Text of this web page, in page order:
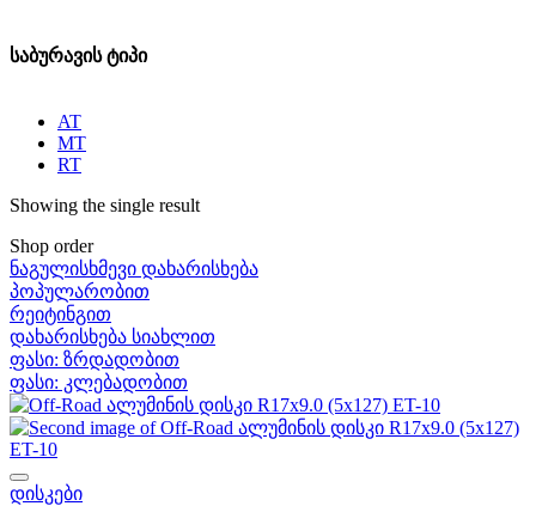
საბურავის ტიპი
AT
MT
RT
Showing the single result
Shop order
ნაგულისხმევი დახარისხება
პოპულარობით
რეიტინგით
დახარისხება სიახლით
ფასი: ზრდადობით
ფასი: კლებადობით
დისკები